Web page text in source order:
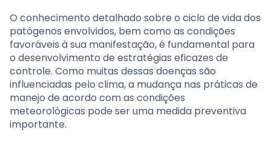
O conhecimento detalhado sobre o ciclo de vida dos
patógenos envolvidos, bem como as condições
favoráveis à sua manifestação, é fundamental para
o desenvolvimento de estratégias eficazes de
controle. Como muitas dessas doenças são
influenciadas pelo clima, a mudança nas práticas de
manejo de acordo com as condições
meteorológicas pode ser uma medida preventiva
importante.